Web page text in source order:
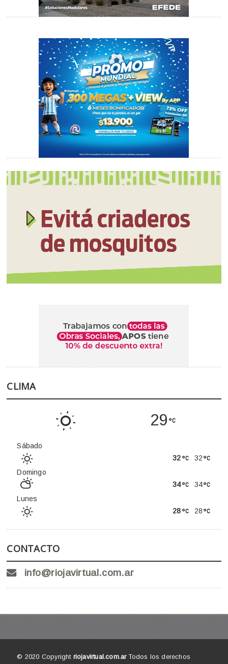
CLIMA
29
Sábado
32
32
Domingo
34
34
Lunes
28
28
CONTACTO
info@riojavirtual.com.ar
© 2020 Copyright riojavirtual.com.arTodos los derechos